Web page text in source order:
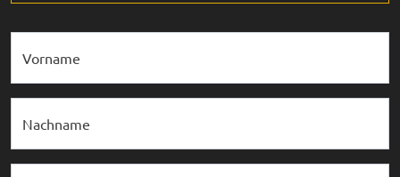
Vorname
Nachname